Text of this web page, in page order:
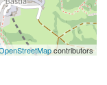
contributors